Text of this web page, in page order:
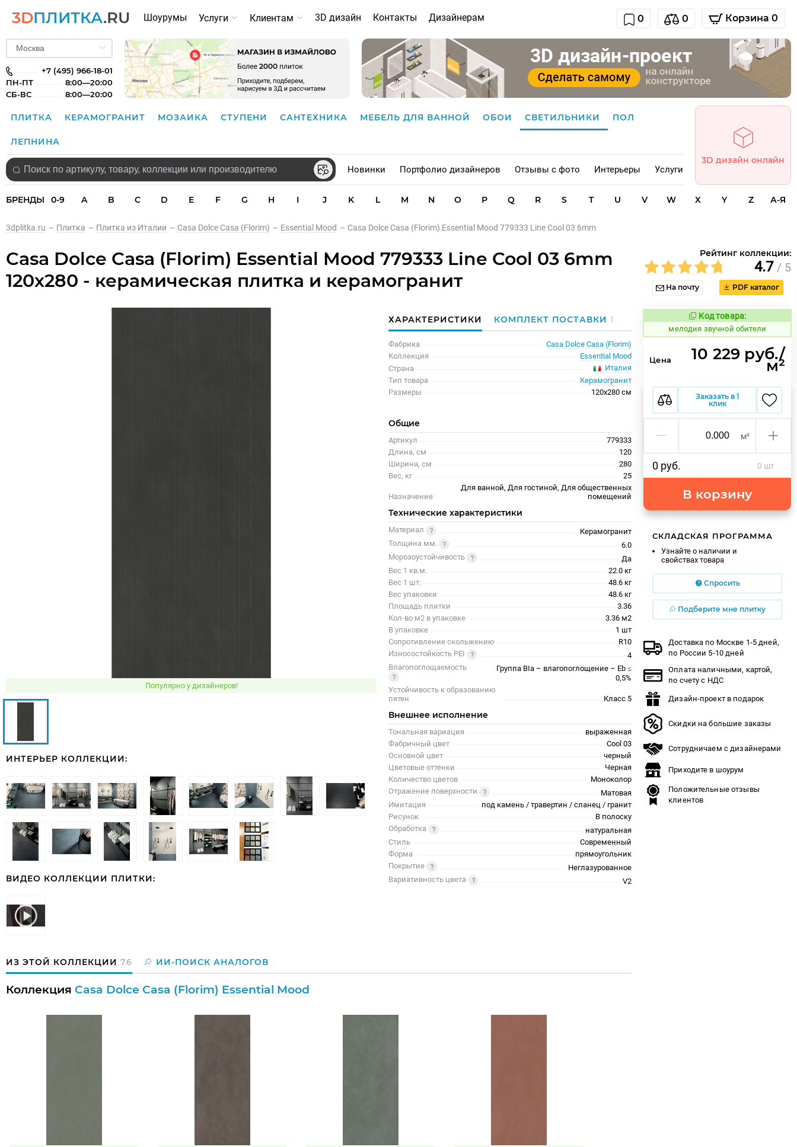
3DПЛИТКА.RU Шоурумы Услуги Клиентам 3D дизайн Контакты Дизайнерам 0 0 Корзина 0
+7 (495) 966-18-01
ПН-ПТ
8:00—20:00
СБ-ВС
8:00—20:00
ПЛИТКА КЕРАМОГРАНИТ МОЗАИКА СТУПЕНИ САНТЕХНИКА МЕБЕЛЬ ДЛЯ ВАННОЙ ОБОИ СВЕТИЛЬНИКИ ПОЛ
ЛЕПНИНА
Новинки Портфолио дизайнеров Отзывы с фото Интерьеры Услуги
3D дизайн онлайн
БРЕНДЫ 0-9 A B C D E F G H I J K L M N O P Q R S T U V W X Y Z А-Я
3dplitka.ru – Плитка – Плитка из Италии – Casa Dolce Casa (Florim) – Essential Mood – Casa Dolce Casa (Florim) Essential Mood 779333 Line Cool 03 6mm
Casa Dolce Casa (Florim) Essential Mood 779333 Line Cool 03 6mm
120x280 - керамическая плитка и керамогранит
Рейтинг коллекции:
4.7 / 5
На почту PDF каталог
Популярно у дизайнеров!
ИНТЕРЬЕР КОЛЛЕКЦИИ:
ВИДЕО КОЛЛЕКЦИИ ПЛИТКИ:
ХАРАКТЕРИСТИКИ КОМПЛЕКТ ПОСТАВКИ1
Фабрика
Casa Dolce Casa (Florim)
Коллекция
Essential Mood
Страна
Италия
Тип товара
Керамогранит
Размеры
120x280 см
Общие
Артикул
779333
Длина, см
120
Ширина, см
280
Вес, кг
25
Назначение
Для ванной, Для гостиной, Для общественных
помещений
Технические характеристики
Материал
Керамогранит
Толщина мм.
6.0
Морозоустойчивость
Да
Вес 1 кв.м.
22.0 кг
Вес 1 шт.
48.6 кг
Вес упаковки
48.6 кг
Площадь плитки
3.36
Кол-во м2 в упаковке
3.36 м2
В упаковке
1 шт
Сопротивление скольжению
R10
Износостойкость PEI
4
Влагопоглощаемость
Группа BIa – влагопоглощение – Eb ≤
0,5%
Устойчивость к образованию
пятен
Класс 5
Внешнее исполнение
Тональная вариация
выраженная
Фабричный цвет
Cool 03
Основной цвет
черный
Цветовые оттенки
Черная
Количество цветов
Моноколор
Отражение поверхности
Матовая
Имитация
под камень / травертин / сланец / гранит
Рисунок
В полоску
Обработка
натуральная
Стиль
Современный
Форма
прямоугольник
Покрытие
Неглазурованное
Вариативность цвета
V2
ИЗ ЭТОЙ КОЛЛЕКЦИИ 76 ИИ-ПОИСК АНАЛОГОВ
Коллекция Casa Dolce Casa (Florim) Essential Mood
Код товара:
956937 Код товара:
мелодия звучной обители
Цена 10 229 руб./
м²
Заказать в 1
клик
м²
0 руб. 0 шт
В корзину
СКЛАДСКАЯ ПРОГРАММА
Узнайте о наличии и
свойствах товара
Спросить
Подберите мне плитку
Доставка по Москве 1-5 дней,
по России 5-10 дней
Оплата наличными, картой,
по счету с НДС
Дизайн-проект в подарок
Скидки на большие заказы
Сотрудничаем с дизайнерами
Приходите в шоурум
Положительные отзывы
клиентов